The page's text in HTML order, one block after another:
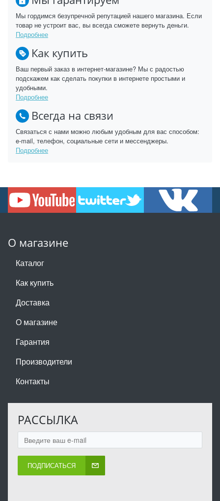
Мы гордимся безупречной репутацией нашего магазина. Если
товар не устроит вас, вы всегда сможете вернуть деньги.
Подробнее
Как купить
Ваш первый заказ в интернет-магазине? Мы с радостью
подскажем как сделать покупки в интернете простыми и
удобными.
Подробнее
Всегда на связи
Связаться с нами можно любым удобным для вас способом:
e-mail, телефон, социальные сети и мессенджеры.
Подробнее
О магазине
Каталог
Как купить
Доставка
О магазине
Гарантия
Производители
Контакты
РАССЫЛКА
ПОДПИСАТЬСЯ